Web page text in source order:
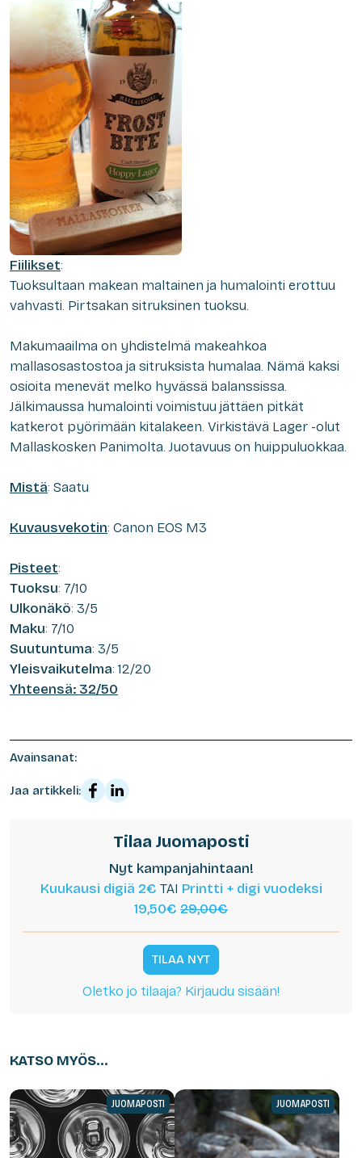
Fiilikset:
Tuoksultaan makean maltainen ja humalointi erottuu
vahvasti. Pirtsakan sitruksinen tuoksu.
Makumaailma on yhdistelmä makeahkoa
mallasosastostoa ja sitruksista humalaa. Nämä kaksi
osioita menevät melko hyvässä balanssissa.
Jälkimaussa humalointi voimistuu jättäen pitkät
katkerot pyörimään kitalakeen. Virkistävä Lager -olut
Mallaskosken Panimolta. Juotavuus on huippuluokkaa.
Mistä: Saatu
Kuvausvekotin: Canon EOS M3
Pisteet:
Tuoksu: 7/10
Ulkonäkö: 3/5
Maku: 7/10
Suutuntuma: 3/5
Yleisvaikutelma: 12/20
Yhteensä: 32/50
Avainsanat:
Jaa artikkeli:
Tilaa Juomaposti
Nyt kampanjahintaan!
Kuukausi digiä 2€ TAI Printti + digi vuodeksi
19,50€ 29,00€
TILAA NYT
Oletko jo tilaaja? Kirjaudu sisään!
KATSO MYÖS...
JUOMAPOSTI JUOMAPOSTI